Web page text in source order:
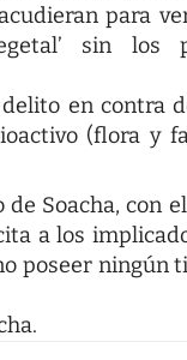
acudieran para
sin
en contra
(flora y
Soacha, con
a los
poseer ningún